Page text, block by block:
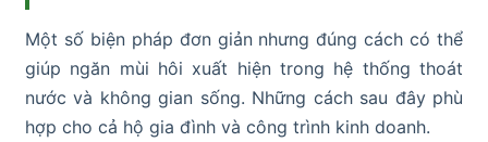
Một số biện pháp đơn giản nhưng đúng cách có thể
giúp ngăn mùi hôi xuất hiện trong hệ thống thoát
nước và không gian sống. Những cách sau đây phù
hợp cho cả hộ gia đình và công trình kinh doanh.